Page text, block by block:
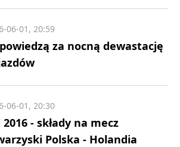
za nocną dewastację
06-01, 20:59
2016 - składy na mecz
Polska - Holandia
06-01, 20:30